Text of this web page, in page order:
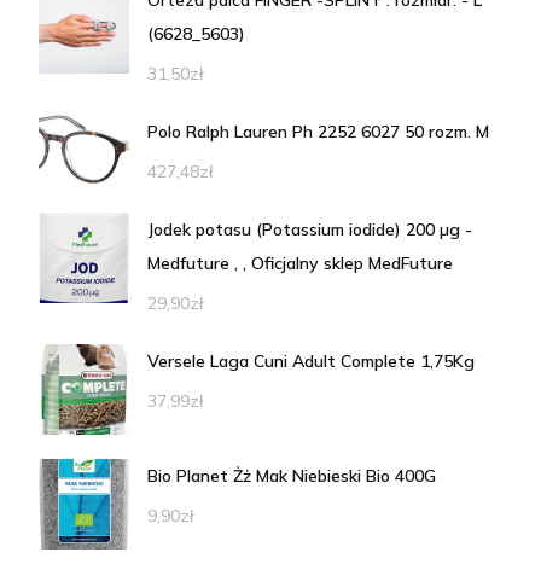
(6628_5603)
31,50zł
Polo Ralph Lauren Ph 2252 6027 50 rozm. M
427,48zł
Jodek potasu (Potassium iodide) 200 µg -
Medfuture , , Oficjalny sklep MedFuture
29,90zł
Versele Laga Cuni Adult Complete 1,75Kg
37,99zł
Bio Planet Żż Mak Niebieski Bio 400G
9,90zł